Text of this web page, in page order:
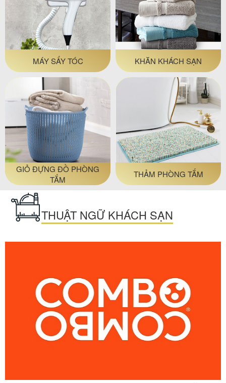
MÁY SẤY TÓC KHĂN KHÁCH SẠN
GIỎ ĐỰNG ĐỒ PHÒNG
TẮM
THẢM PHÒNG TẮM
THUẬT NGỮ KHÁCH SẠN